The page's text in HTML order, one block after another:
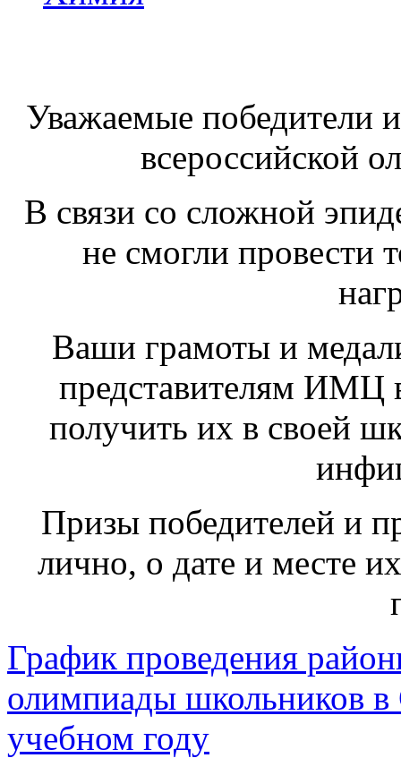
Уважаемые победители
всероссийской
В связи со сложной
не смогли провести
Ваши грамоты и
представителям ИМЦ
получить их в своей
Призы победителей и
лично, о дате и месте
График проведения
олимпиады школьников в
учебном году